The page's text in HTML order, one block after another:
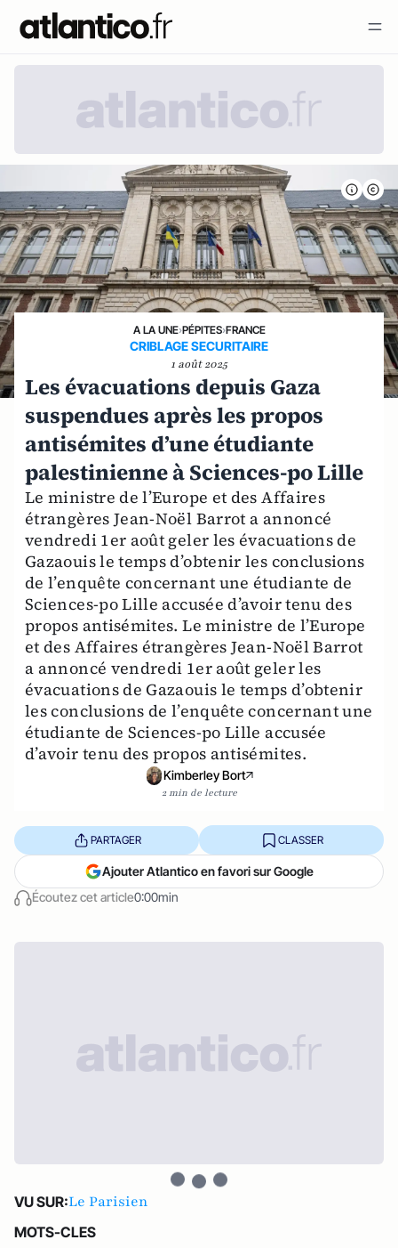
A LA UNE›PÉPITES›FRANCE
CRIBLAGE SECURITAIRE
1 août 2025
Les évacuations depuis Gaza
suspendues après les propos
antisémites d’une étudiante
palestinienne à Sciences-po Lille
Le ministre de l’Europe et des Affaires
étrangères Jean-Noël Barrot a annoncé
vendredi 1er août geler les évacuations de
Gazaouis le temps d’obtenir les conclusions
de l’enquête concernant une étudiante de
Sciences-po Lille accusée d’avoir tenu des
propos antisémites. Le ministre de l’Europe
et des Affaires étrangères Jean-Noël Barrot
a annoncé vendredi 1er août geler les
évacuations de Gazaouis le temps d’obtenir
les conclusions de l’enquête concernant une
étudiante de Sciences-po Lille accusée
d’avoir tenu des propos antisémites.
Kimberley Bort
2 min de lecture
Écoutez cet article0:00min
PARTAGER CLASSER
Ajouter Atlantico en favori sur Google
VU SUR:Le Parisien
MOTS-CLES